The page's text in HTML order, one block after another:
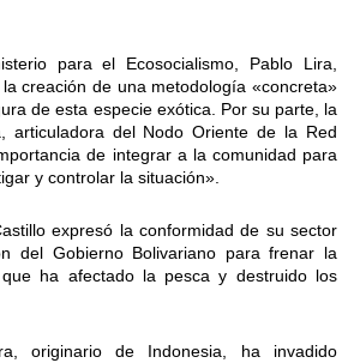
para el Ecosocialismo, Pablo Lira,
creación de una metodología «concreta»
de esta especie exótica. Por su parte, la
articuladora del Nodo Oriente de la Red
de integrar a la comunidad para
y controlar la situación».
expresó la conformidad de su sector
del Gobierno Bolivariano para frenar la
ha afectado la pesca y destruido los
originario de Indonesia, ha invadido